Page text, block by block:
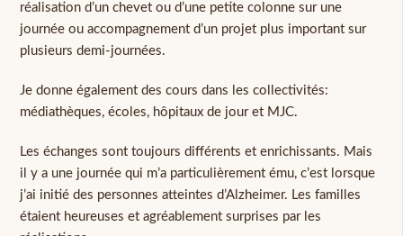
réalisation d’un chevet ou d’une petite colonne sur une
journée ou accompagnement d’un projet plus important sur
plusieurs demi-journées.
Je donne également des cours dans les collectivités:
médiathèques, écoles, hôpitaux de jour et MJC.
Les échanges sont toujours différents et enrichissants. Mais
il y a une journée qui m’a particulièrement ému, c’est lorsque
j’ai initié des personnes atteintes d’Alzheimer. Les familles
étaient heureuses et agréablement surprises par les